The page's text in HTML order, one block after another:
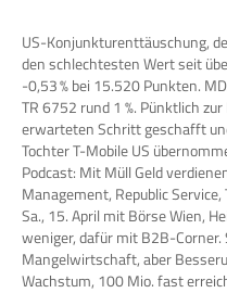
US-Konjunkturenttäuschung,
den schlechtesten Wert seit
-0,53 % bei 15.520 Punkten.
TR 6752 rund 1 %. Pünktlich
erwarteten Schritt geschafft
Tochter T-Mobile US
Podcast: Mit Müll Geld
Management, Republic
Sa., 15. April mit Börse Wien,
weniger, dafür mit B2B-
Mangelwirtschaft, aber
Wachstum, 100 Mio. fast